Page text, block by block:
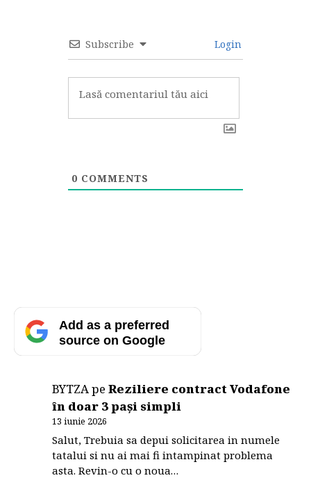
Subscribe Login
0 COMMENTS
Add as a preferred
source on Google
BYTZApeReziliere contract Vodafone
în doar 3 pași simpli
13 iunie 2026
Salut, Trebuia sa depui solicitarea in numele
tatalui si nu ai mai fi intampinat problema
asta. Revin-o cu o noua…